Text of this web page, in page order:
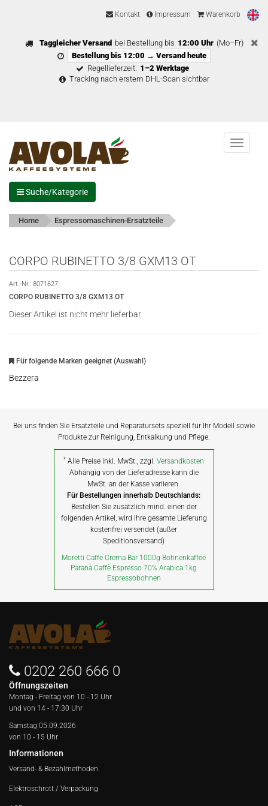
Kontakt Impressum Warenkorb
Taggleicher Versand bei Bestellung bis 12:00 Uhr (Mo–Fr)
Bestellung bis 12:00 → Versand heute
Regellieferzeit: 1–2 Werktage
Tracking nach erstem DHL-Scan sichtbar
Menu
Suche/Kategorie
Home Espressomaschinen-Ersatzteile
CORPO RUBINETTO 3/8 GXM13 OT
Art.-Nr.: 8071627
CORPO RUBINETTO 3/8 GXM13 OT
Dieser Artikel ist nicht mehr lieferbar
Für folgende Marken geeignet (Auswahl)
Bezzera
Bei uns finden Sie Ersatzteile und Reparatursets speziell für Ihr Modell sowie
Produkte zur Reinigung, Entkalkung und Pflege.
* Alle Preise inkl. MwSt., zzgl.Versandkosten
Abhängig von der Lieferadresse kann die
MwSt. an der Kasse variieren.
Für Bestellungen innerhalb Deutschlands:
Bestellen Sie zusätzlich mind. einen der
folgenden Artikel, wird Ihre gesamte Lieferung
kostenfrei versendet (außer
Speditionsversand)
Moretti Caffe Crema Bar 1000g Bohnenkaffee
Paranà Caffè Espresso 70% Arabica 1kg
Espressobohnen
0202 260 666 0
Öffnungszeiten
Montag - Freitag von 10 - 12 Uhr
und von 14 - 17:30 Uhr
Samstag 05.09.2026
von 10 - 15 Uhr
Informationen
Versand- & Bezahlmethoden
Elektroschrott / Verpackung